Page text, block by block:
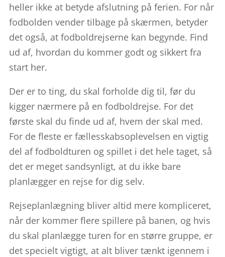
heller ikke at betyde afslutning på ferien. For når
fodbolden vender tilbage på skærmen, betyder
det også, at fodboldrejserne kan begynde. Find
ud af, hvordan du kommer godt og sikkert fra
start her.
Der er to ting, du skal forholde dig til, før du
kigger nærmere på en fodboldrejse. For det
første skal du finde ud af, hvem der skal med.
For de fleste er fællesskabsoplevelsen en vigtig
del af fodboldturen og spillet i det hele taget, så
det er meget sandsynligt, at du ikke bare
planlægger en rejse for dig selv.
Rejseplanlægning bliver altid mere kompliceret,
når der kommer flere spillere på banen, og hvis
du skal planlægge turen for en større gruppe, er
det specielt vigtigt, at alt bliver tænkt igennem i